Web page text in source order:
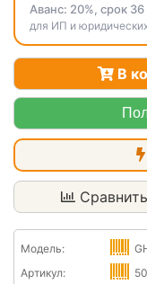
Аванс: 20% , срок 36
для ИП и
В
Сравнить
Модель:
Артикул: